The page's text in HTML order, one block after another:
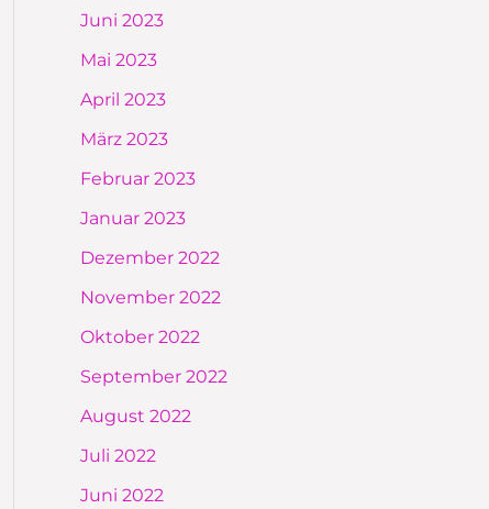
Juni 2023
Mai 2023
April 2023
März 2023
Februar 2023
Januar 2023
Dezember 2022
November 2022
Oktober 2022
September 2022
August 2022
Juli 2022
Juni 2022